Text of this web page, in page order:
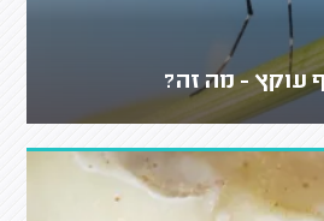
עוקץ - מה זה?